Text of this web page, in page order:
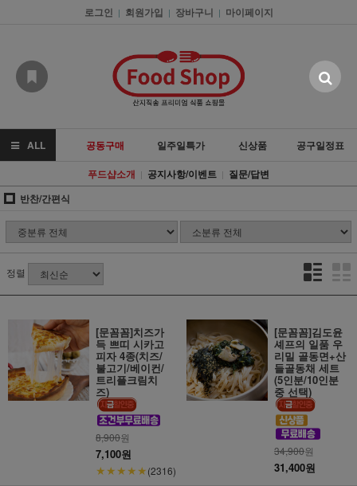
로그인 | 회원가입 | 장바구니 | 마이페이지
ALL 공동구매 일주일특가 신상품
공구일정표
푸드샵소개 | 공지사항/이벤트 | 질문/답변
반찬/간편식
정렬
[문꼼꼼]치즈가
득 쁘띠 시카고
피자 4종(치즈/
불고기/베이컨/
트리플크림치
즈)
8,900원
7,100원
★★★★★(2316)
[문꼼꼼]김도윤
셰프의 일품 우
리밀 골동면+산
들골동채 세트
(5인분/10인분
중 선택)
34,900원
31,400원